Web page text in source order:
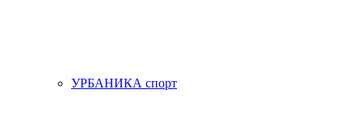
УРБАНИКА спорт